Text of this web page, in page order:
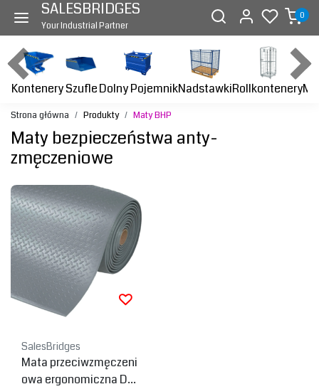
SALESBRIDGES
Your Industrial Partner
0
KontenerySzufleDolny PojemnikNadstawkiRollkontenery
Strona główna Produkty Maty BHP
Maty bezpieczeństwa anty-
zmęczeniowe
SalesBridges
Mata przeciwzmęczeni
owa ergonomiczna Dia